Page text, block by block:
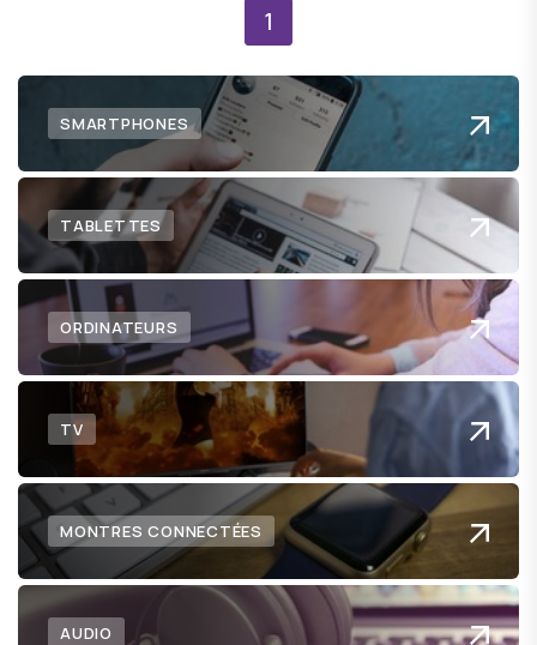
1
SMARTPHONES
TABLETTES
ORDINATEURS
TV
MONTRES CONNECTÉES
AUDIO